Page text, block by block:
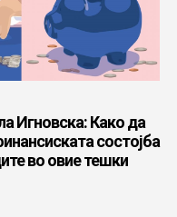
Игновска: Како да
состојба
во овие тешки